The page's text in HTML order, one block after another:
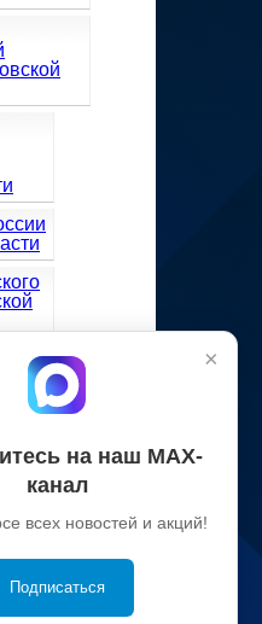
×
на наш МАХ-
канал
всех новостей и акций!
Подписаться
материалы, не
лиц младше